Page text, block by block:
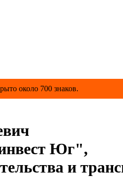
около 700 знаков.
Юг",
и